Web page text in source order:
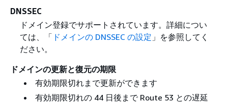
DNSSEC
ドメイン登録でサポートされています。詳細につい
ては、「 ドメインの DNSSEC の設定 」を参照してく
ださい。
ドメインの更新と復元の期限
有効期限切れまで更新ができます
有効期限切れの 44 日後まで Route 53 との遅延